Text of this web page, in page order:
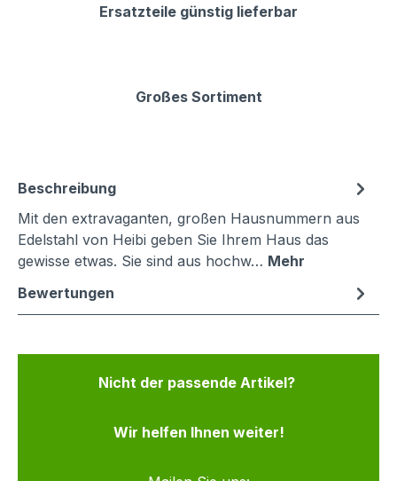
Ersatzteile günstig lieferbar
Großes Sortiment
Beschreibung
Mit den extravaganten, großen Hausnummern aus
Edelstahl von Heibi geben Sie Ihrem Haus das
gewisse etwas. Sie sind aus hochw… Mehr
Bewertungen
Nicht der passende Artikel?
Wir helfen Ihnen weiter!